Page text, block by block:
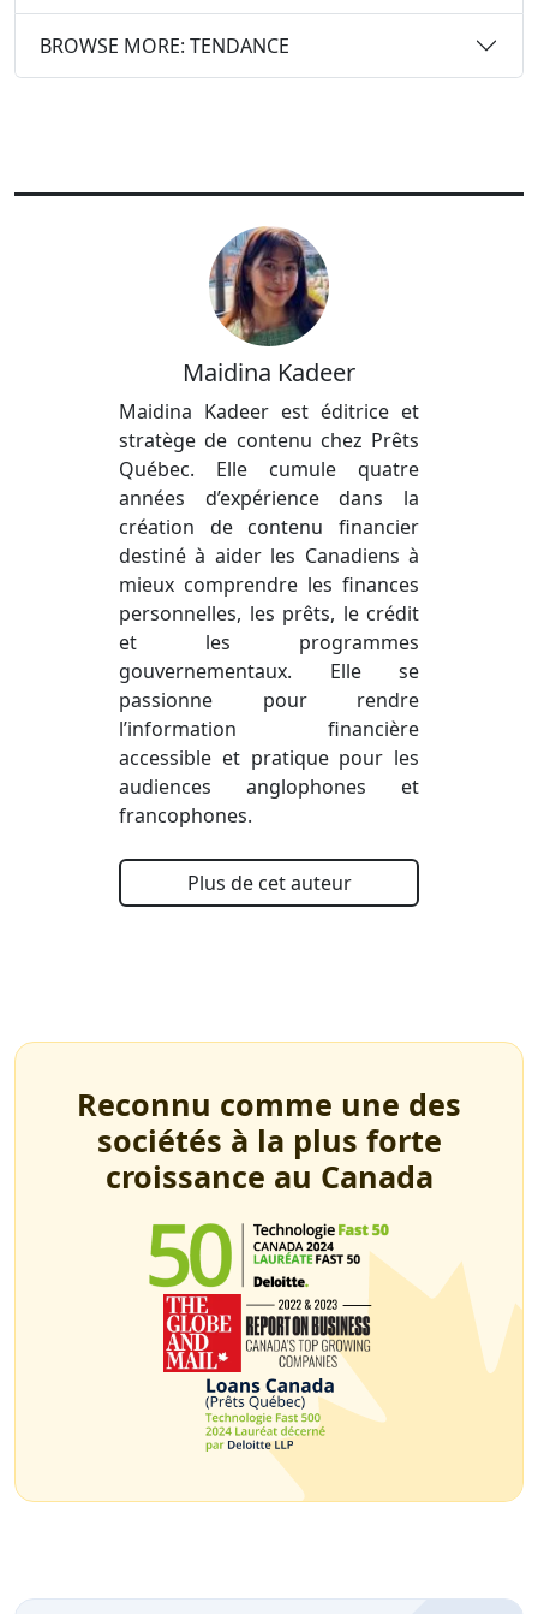
BROWSE MORE: TENDANCE
Maidina Kadeer
Maidina Kadeer est éditrice et
stratège de contenu chez Prêts
Québec. Elle cumule quatre
années d’expérience dans la
création de contenu financier
destiné à aider les Canadiens à
mieux comprendre les finances
personnelles, les prêts, le crédit
et les programmes
gouvernementaux. Elle se
passionne pour rendre
l’information financière
accessible et pratique pour les
audiences anglophones et
francophones.
Plus de cet auteur
Reconnu comme une des
sociétés à la plus forte
croissance au Canada